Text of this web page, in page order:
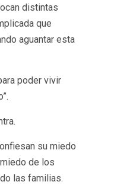
distintas
que
aguantar esta
poder vivir
su miedo
de los
las familias.